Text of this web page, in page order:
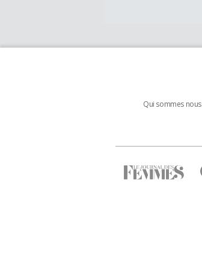
Qui sommes nous